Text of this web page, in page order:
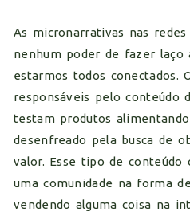
As micronarrativas nas
nenhum poder de fazer laço
estarmos todos conectados.
responsáveis pelo conteúdo
testam produtos
desenfreado pela busca de
valor. Esse tipo de conteúdo
uma comunidade na forma
vendendo alguma coisa na